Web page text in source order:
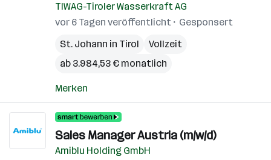
TIWAG-Tiroler Wasserkraft AG
vor 6 Tagen veröffentlicht
Gesponsert
St. Johann in Tirol
Vollzeit
ab 3.984,53 € monatlich
Merken
Sales Manager Austria (m/w/d)
Amiblu Holding GmbH